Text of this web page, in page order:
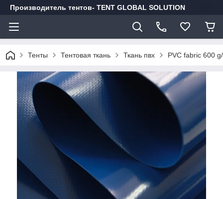
Производитель тентов- TENT GLOBAL SOLUTION
Тенты Тентовая ткань Ткань пвх PVC fabric 600